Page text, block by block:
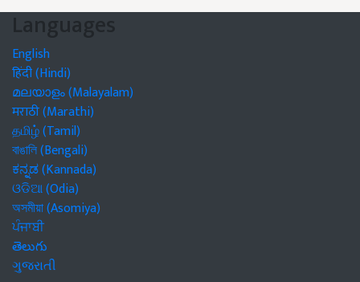
Languages
English
हिंदी (Hindi)
മലയാളം (Malayalam)
मराठी (Marathi)
தமிழ் (Tamil)
বাঙালি (Bengali)
ಕನ್ನಡ (Kannada)
ଓଡିଆ (Odia)
অসমীয়া (Asomiya)
ਪੰਜਾਬੀ
తెలుగు
ગુજરાતી